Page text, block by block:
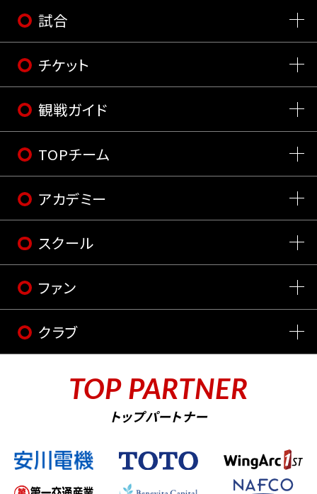
試合
チケット
観戦ガイド
TOPチーム
アカデミー
スクール
ファン
クラブ
TOP PARTNER
トップパートナー